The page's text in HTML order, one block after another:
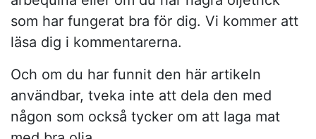
som har fungerat bra för dig. Vi kommer att
läsa dig i kommentarerna.
Och om du har funnit den här artikeln
användbar, tveka inte att dela den med
någon som också tycker om att laga mat